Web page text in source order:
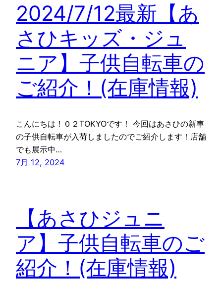
2024/7/12最新【あ
さひキッズ・ジュ
ニア】子供自転車の
ご紹介！(在庫情報)
こんにちは！０２TOKYOです！ 今回はあさひの新車
の子供自転車が入荷しましたのでご紹介します！店舗
でも展示中…
7月 12, 2024
【あさひジュニ
ア】子供自転車のご
紹介！(在庫情報)